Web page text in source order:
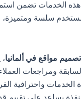
الخدمات تضمن
سلسة ومتميزة،
مواقع في ألمانيا،
ومراجعات العملاء
واحترافية